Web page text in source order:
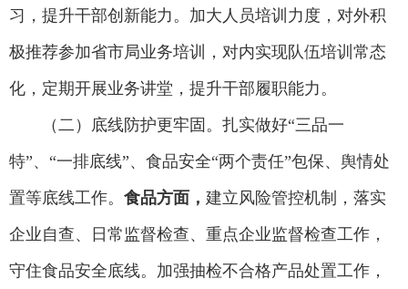
习，提升干部创新能力。加大人员培训力度，对外积
极推荐参加省市局业务培训，对内实现队伍培训常态
化，定期开展业务讲堂，提升干部履职能力。
（二）底线防护更牢固。扎实做好“三品一
特”、“一排底线”、食品安全“两个责任”包保、舆情处
置等底线工作。 食品方面， 建立风险管控机制，落实
企业自查、日常监督检查、重点企业监督检查工作，
守住食品安全底线。加强抽检不合格产品处置工作，